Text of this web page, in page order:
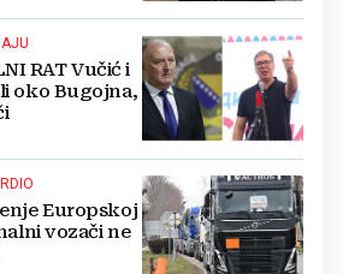
RAT Vučić i
oko Bugojna,
Europskoj
vozači ne